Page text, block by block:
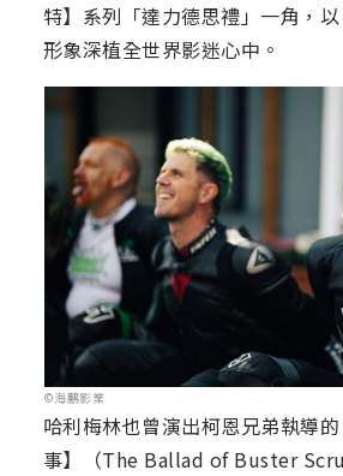
特】系列「達力德思禮」一角，以
形象深植全世界影迷心中。
©海鵬影業
哈利梅林也曾演出柯恩兄弟執導
事】（The Ballad of Buster